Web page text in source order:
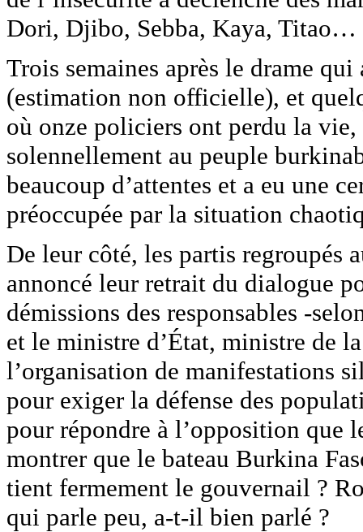
Dori, Djibo, Sebba, Kaya, Titao…
Trois semaines après le drame
(estimation non officielle), et
où onze policiers ont perdu la vie,
solennellement au peuple
beaucoup d’attentes et a eu une
préoccupée par la situation
De leur côté, les partis regroupés
annoncé leur retrait du dialogue
démissions des responsables -
et le ministre d’État, ministre de
l’organisation de manifestations
pour exiger la défense des
pour répondre à l’opposition que
montrer que le bateau Burkina
tient fermement le gouvernail ?
qui parle peu, a-t-il bien parlé ?